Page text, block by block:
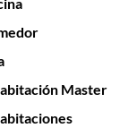
Master